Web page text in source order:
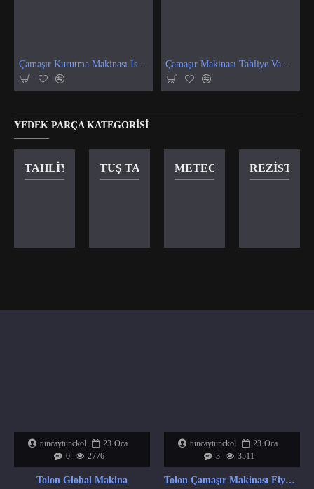
Çamaşır Makinası Tahliye Vanası
YEDEK PARÇA KATEGORISI
TAHLIYE VANASITUŞ TAKIMI METEOR KILITREZISTANS
tuncaytunckol 23 Oca
0
2776
Tolon Global Makina
tuncaytunckol 23 Oca
3
3511
Tolon Çamaşır Makinası Fiyat Listesi